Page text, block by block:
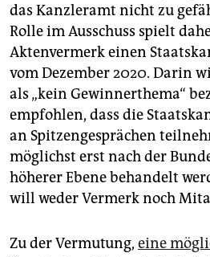
das Kanzleramt nicht zu
Rolle im Ausschuss spielt
Aktenvermerk einen
vom Dezember 2020. Darin
als „kein Gewinnerthema“
empfohlen, dass die
an Spitzengesprächen
möglichst erst nach der
höherer Ebene behandelt
will weder Vermerk noch
Zu der Vermutung, eine